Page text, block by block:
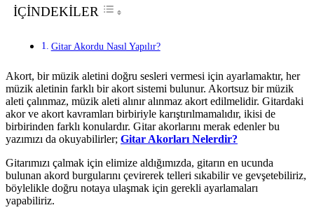
İÇİNDEKİLER
Gitar Akordu Nasıl Yapılır?
Akort, bir müzik aletini doğru sesleri vermesi için ayarlamaktır, her
müzik aletinin farklı bir akort sistemi bulunur. Akortsuz bir müzik
aleti çalınmaz, müzik aleti alınır alınmaz akort edilmelidir. Gitardaki
akor ve akort kavramları birbiriyle karıştırılmamalıdır, ikisi de
birbirinden farklı konulardır. Gitar akorlarını merak edenler bu
yazımızı da okuyabilirler; Gitar Akorları Nelerdir?
Gitarımızı çalmak için elimize aldığımızda, gitarın en ucunda
bulunan akord burgularını çevirerek telleri sıkabilir ve gevşetebiliriz,
böylelikle doğru notaya ulaşmak için gerekli ayarlamaları
yapabiliriz.